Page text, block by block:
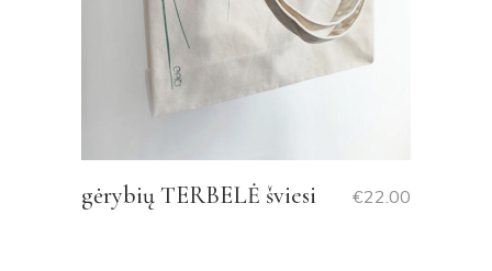
gėrybių TERBELĖ šviesi €22.00